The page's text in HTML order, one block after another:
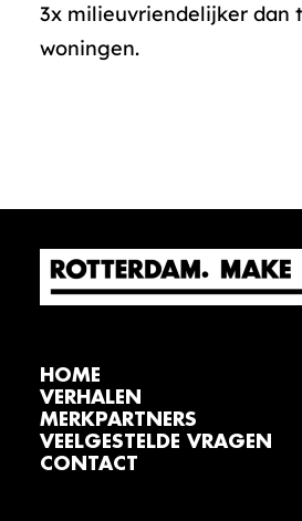
3x milieuvriendelijker dan
woningen.
HOME
VERHALEN
MERKPARTNERS
VEELGESTELDE VRAGEN
CONTACT